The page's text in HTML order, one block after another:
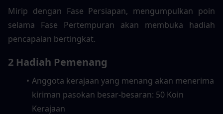
Mirip dengan Fase Persiapan, mengumpulkan poin
selama Fase Pertempuran akan membuka hadiah
pencapaian bertingkat.
2 Hadiah Pemenang
Anggota kerajaan yang menang akan menerima
kiriman pasokan besar-besaran: 50 Koin
Kerajaan